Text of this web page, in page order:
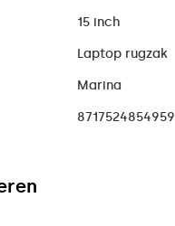
15 inch
Laptop rugzak
Marina
8717524854959